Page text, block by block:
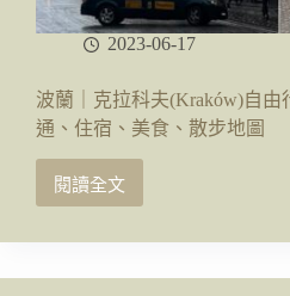
2023-06-17
波蘭｜克拉科夫(Kraków)自由
通、住宿、美食、散步地圖
閱讀全文
波
｜